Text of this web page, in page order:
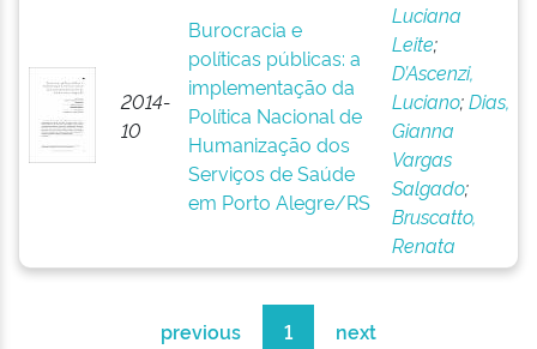
2014-
10
Burocracia e
políticas públicas: a
implementação da
Política Nacional de
Humanização dos
Serviços de Saúde
em Porto Alegre/RS
Luciana
Leite;
D’Ascenzi,
Luciano;Dias,
Gianna
Vargas
Salgado;
Bruscatto,
Renata
previous 1 next